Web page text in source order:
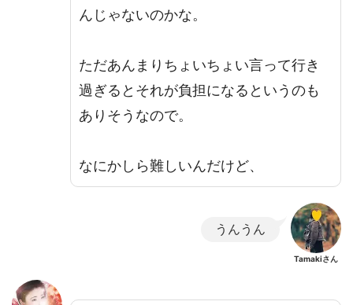
んじゃないのかな。
ただあんまりちょいちょい言って行き
過ぎるとそれが負担になるというのも
ありそうなので。
なにかしら難しいんだけど、
うんうん
Tamakiさん